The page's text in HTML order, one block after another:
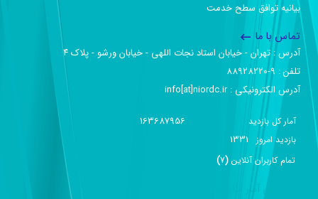
بیانیه توافق سطح خدمت
تماس با ما
آدرس :‌ تهران - خیابان استاد نجات اللهی - خیابان ورشو - پلاک ۴
تلفن :‌ 9-88928220
آدرس الکترونیکی :‌ info[at]niordc.ir
آمار کل بازدید 163687956
بازديد امروز 1331
تمام کاربران آنلاين (
7
)